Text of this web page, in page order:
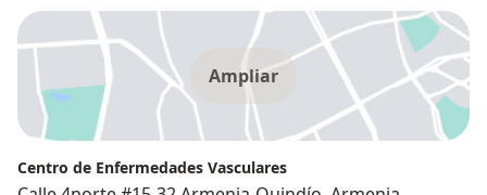
Ampliar
Centro de Enfermedades Vasculares